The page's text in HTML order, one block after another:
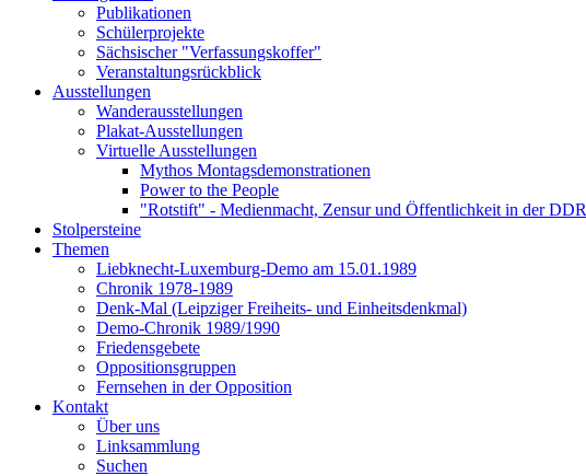
Publikationen
Schülerprojekte
Sächsischer "Verfassungskoffer"
Veranstaltungsrückblick
Ausstellungen
Wanderausstellungen
Plakat-Ausstellungen
Virtuelle Ausstellungen
Mythos Montagsdemonstrationen
Power to the People
"Rotstift" - Medienmacht, Zensur und Öffentlichkeit in der DDR
Stolpersteine
Themen
Liebknecht-Luxemburg-Demo am 15.01.1989
Chronik 1978-1989
Denk-Mal (Leipziger Freiheits- und Einheitsdenkmal)
Demo-Chronik 1989/1990
Friedensgebete
Oppositionsgruppen
Fernsehen in der Opposition
Kontakt
Über uns
Linksammlung
Suchen